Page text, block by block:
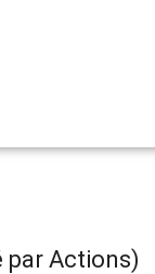
par Actions)